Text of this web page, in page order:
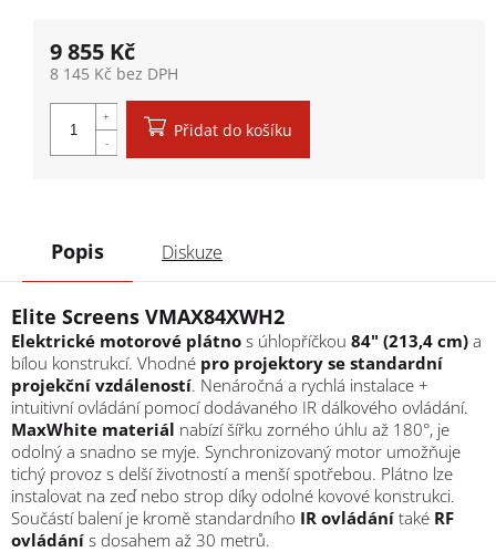
9 855 Kč
8 145 Kč bez DPH
Přidat do košíku
Popis Diskuze
Elite Screens VMAX84XWH2
Elektrické motorové plátno s úhlopříčkou 84" (213,4 cm) a
bílou konstrukcí. Vhodné pro projektory se standardní
projekční vzdáleností. Nenáročná a rychlá instalace +
intuitivní ovládání pomocí dodávaného IR dálkového ovládání.
MaxWhite materiál nabízí šířku zorného úhlu až 180°, je
odolný a snadno se myje. Synchronizovaný motor umožňuje
tichý provoz s delší životností a menší spotřebou. Plátno lze
instalovat na zeď nebo strop díky odolné kovové konstrukci.
Součástí balení je kromě standardního IR ovládání také RF
ovládání s dosahem až 30 metrů.